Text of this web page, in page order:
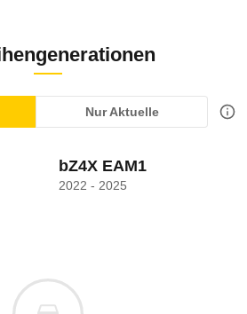
Nur Aktuelle
bZ4X EAM1
2022 - 2025